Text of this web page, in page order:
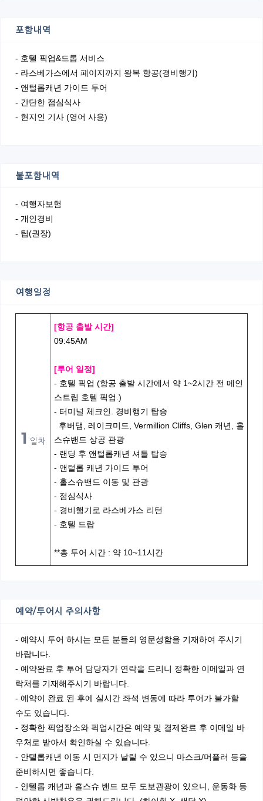
포함내역
- 호텔 픽업&드롭 서비스
- 라스베가스에서 페이지까지 왕복 항공(경비행기)
- 앤털롭캐년 가이드 투어
- 간단한 점심식사
- 현지인 기사 (영어 사용)
불포함내역
- 여행자보험
- 개인경비
- 팁(권장)
여행일정
1 일차
[항공 출발 시간]
09:45AM
[투어 일정]
- 호텔 픽업 (항공 출발 시간에서 약 1~2시간 전 메인
스트립 호텔 픽업.)
- 터미널 체크인. 경비행기 탑승
후버댐, 레이크미드, Vermillion Cliffs, Glen 캐년, 홀
스슈밴드 상공 관광
- 랜딩 후 앤털롭캐년 셔틀 탑승
- 앤털롭 캐년 가이드 투어
- 홀스슈밴드 이동 및 관광
- 점심식사
- 경비행기로 라스베가스 리턴
- 호텔 드랍
**총 투어 시간 : 약 10~11시간
예약/투어시 주의사항
- 예약시 투어 하시는 모든 분들의 영문성함을 기재하여 주시기
바랍니다.
- 예약완료 후 투어 담당자가 연락을 드리니 정확한 이메일과 연
락처를 기재해주시기 바랍니다.
- 예약이 완료 된 후에 실시간 좌석 변동에 따라 투어가 불가할
수도 있습니다.
- 정확한 픽업장소와 픽업시간은 예약 및 결제완료 후 이메일 바
우처로 받아서 확인하실 수 있습니다.
- 안텔롭캐년 이동 시 먼지가 날릴 수 있으니 마스크/머플러 등을
준비하시면 좋습니다.
- 안텔롭 캐년과 홀스슈 밴드 모두 도보관광이 있으니, 운동화 등